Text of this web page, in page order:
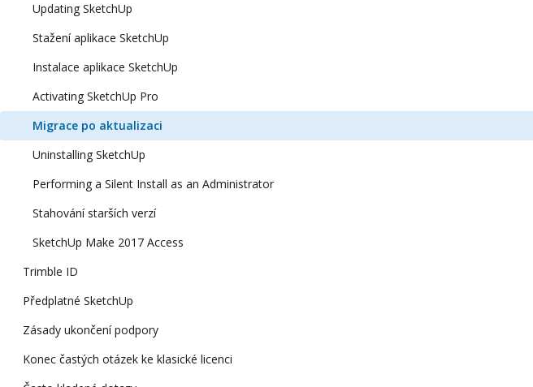
Updating SketchUp
Stažení aplikace SketchUp
Instalace aplikace SketchUp
Activating SketchUp Pro
Migrace po aktualizaci
Uninstalling SketchUp
Performing a Silent Install as an Administrator
Stahování starších verzí
SketchUp Make 2017 Access
Trimble ID
Předplatné SketchUp
Zásady ukončení podpory
Konec častých otázek ke klasické licenci